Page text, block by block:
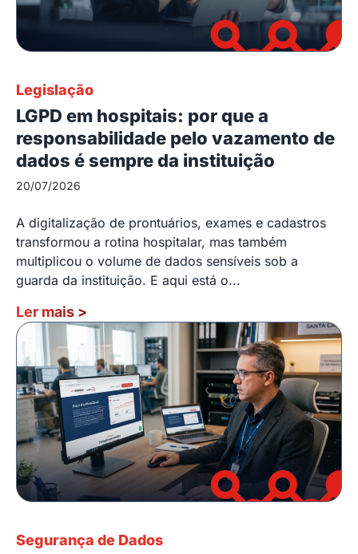
Legislação
LGPD em hospitais: por que a
responsabilidade pelo vazamento de
dados é sempre da instituição
20/07/2026
A digitalização de prontuários, exames e cadastros
transformou a rotina hospitalar, mas também
multiplicou o volume de dados sensíveis sob a
guarda da instituição. E aqui está o...
Ler mais >
Segurança de Dados